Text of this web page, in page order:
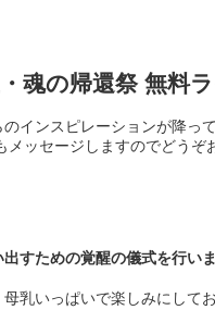
魂の帰還祭 無料
インスピレーションが降っ
セージしますのでどうぞ
すための覚醒の儀式を行いま
乳いっぱいで楽しみにして